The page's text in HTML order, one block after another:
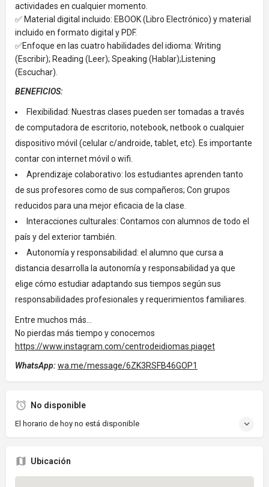
actividades en cualquier momento.
✅ Material digital incluido: EBOOK (Libro Electrónico) y material
incluido en formato digital y PDF.
✅Enfoque en las cuatro habilidades del idioma: Writing
(Escribir); Reading (Leer); Speaking (Hablar);Listening
(Escuchar).
BENEFICIOS:
Flexibilidad: Nuestras clases pueden ser tomadas a través
de computadora de escritorio, notebook, netbook o cualquier
dispositivo móvil (celular c/androide, tablet, etc). Es importante
contar con internet móvil o wifi.
Aprendizaje colaborativo: los estudiantes aprenden tanto
de sus profesores como de sus compañeros; Con grupos
reducidos para una mejor eficacia de la clase.
Interacciones culturales: Contamos con alumnos de todo el
país y del exterior también.
Autonomía y responsabilidad: el alumno que cursa a
distancia desarrolla la autonomía y responsabilidad ya que
elige cómo estudiar adaptando sus tiempos según sus
responsabilidades profesionales y requerimientos familiares.
Entre muchos más...
No pierdas más tiempo y conocemos
https://www.instagram.com/centrodeidiomas.piaget
WhatsApp:wa.me/message/6ZK3RSFB46GOP1
No disponible
El horario de hoy no está disponible
Ubicación